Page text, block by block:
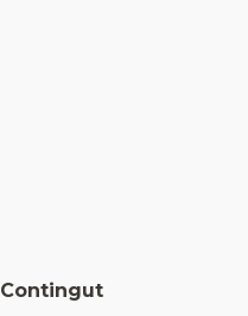
Contingut